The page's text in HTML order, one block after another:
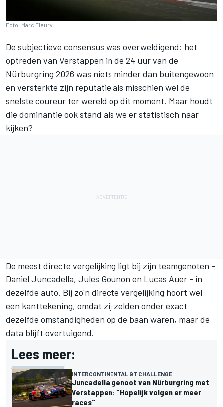
Foto: Marc Fleury
De subjectieve consensus was overweldigend: het
optreden van Verstappen in de 24 uur van de
Nürburgring 2026 was niets minder dan buitengewoon
en versterkte zijn reputatie als misschien wel de
snelste coureur ter wereld op dit moment. Maar houdt
die dominantie ook stand als we er statistisch naar
kijken?
De meest directe vergelijking ligt bij zijn teamgenoten -
Daniel Juncadella, Jules Gounon en Lucas Auer - in
dezelfde auto. Bij zo'n directe vergelijking hoort wel
een kanttekening, omdat zij zelden onder exact
dezelfde omstandigheden op de baan waren, maar de
data blijft overtuigend.
Lees meer:
INTERCONTINENTAL GT CHALLENGE
Juncadella genoot van Nürburgring met
Verstappen: "Hopelijk volgen er meer
races"